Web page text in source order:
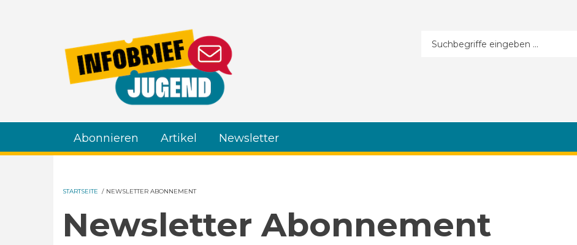
Suchformular
Abonnieren Artikel Newsletter
STARTSEITE / NEWSLETTER ABONNEMENT
Newsletter Abonnement